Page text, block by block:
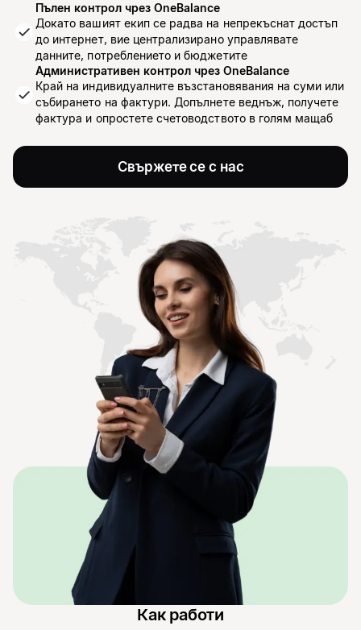
Пълен контрол чрез OneBalance
Докато вашият екип се радва на непрекъснат достъп
до интернет, вие централизирано управлявате
данните, потреблението и бюджетите
Административен контрол чрез OneBalance
Край на индивидуалните възстановявания на суми или
събирането на фактури. Допълнете веднъж, получете
фактура и опростете счетоводството в голям мащаб
Свържете се с нас
Как работи